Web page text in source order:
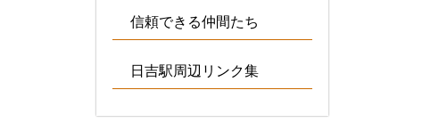
信頼できる仲間たち
日吉駅周辺リンク集